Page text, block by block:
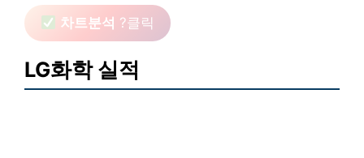
차트분석 ?클릭
LG화학 실적